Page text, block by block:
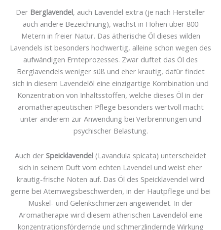
Der Berglavendel, auch Lavendel extra (je nach Hersteller
auch andere Bezeichnung), wächst in Höhen über 800
Metern in freier Natur. Das ätherische Öl dieses wilden
Lavendels ist besonders hochwertig, alleine schon wegen des
aufwändigen Ernteprozesses. Zwar duftet das Öl des
Berglavendels weniger süß und eher krautig, dafür findet
sich in diesem Lavendelöl eine einzigartige Kombination und
Konzentration von Inhaltsstoffen, welche dieses Öl in der
aromatherapeutischen Pflege besonders wertvoll macht
unter anderem zur Anwendung bei Verbrennungen und
psychischer Belastung.
Auch der Speicklavendel (Lavandula spicata) unterscheidet
sich in seinem Duft vom echten Lavendel und weist eher
krautig-frische Noten auf. Das Öl des Speicklavendel wird
gerne bei Atemwegsbeschwerden, in der Hautpflege und bei
Muskel- und Gelenkschmerzen angewendet. In der
Aromatherapie wird diesem ätherischen Lavendelöl eine
konzentrationsfördernde und schmerzlindernde Wirkung